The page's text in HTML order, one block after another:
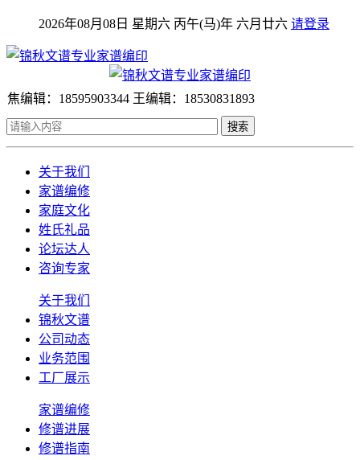
2026年08月08日 星期六 丙午(马)年 六月廿六 请登录
焦编辑：18595903344 王编辑：18530831893
搜索
关于我们
家谱编修
家庭文化
姓氏礼品
论坛达人
咨询专家
关于我们
锦秋文谱
公司动态
业务范围
工厂展示
家谱编修
修谱进展
修谱指南